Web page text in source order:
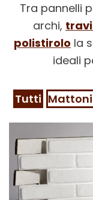
Tra pannelli
archi,
polistirolo la
ideali
Tutti